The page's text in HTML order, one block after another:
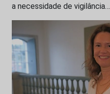
a necessidade de vigilância…